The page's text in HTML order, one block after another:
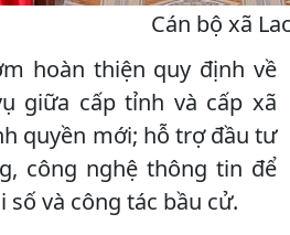
Cán bộ xã
hoàn thiện quy định về
giữa cấp tỉnh và cấp xã
quyền mới; hỗ trợ đầu tư
công nghệ thông tin để
số và công tác bầu cử.